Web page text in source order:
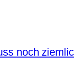
noch